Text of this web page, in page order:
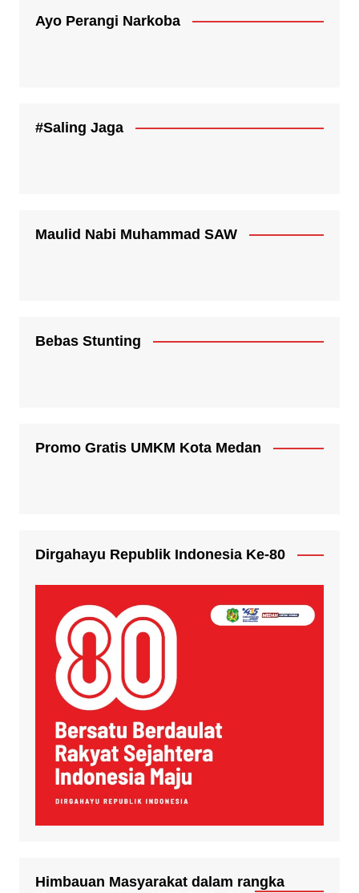
Ayo Perangi Narkoba
#Saling Jaga
Maulid Nabi Muhammad SAW
Bebas Stunting
Promo Gratis UMKM Kota Medan
Dirgahayu Republik Indonesia Ke-80
Himbauan Masyarakat dalam rangka